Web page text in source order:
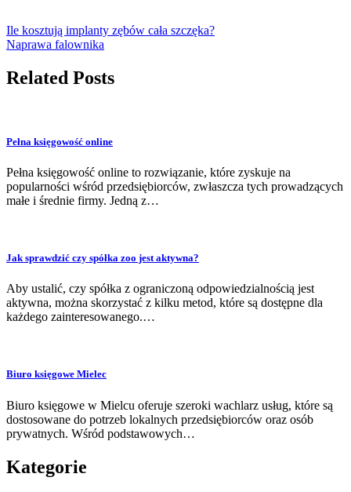
Ile kosztują implanty zębów cała szczęka?
Naprawa falownika
Related Posts
Pełna księgowość online
Pełna księgowość online to rozwiązanie, które zyskuje na
popularności wśród przedsiębiorców, zwłaszcza tych prowadzących
małe i średnie firmy. Jedną z…
Jak sprawdzić czy spółka zoo jest aktywna?
Aby ustalić, czy spółka z ograniczoną odpowiedzialnością jest
aktywna, można skorzystać z kilku metod, które są dostępne dla
każdego zainteresowanego.…
Biuro księgowe Mielec
Biuro księgowe w Mielcu oferuje szeroki wachlarz usług, które są
dostosowane do potrzeb lokalnych przedsiębiorców oraz osób
prywatnych. Wśród podstawowych…
Kategorie